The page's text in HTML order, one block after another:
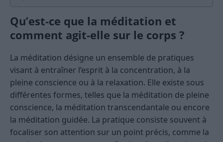
Qu’est-ce que la méditation et
comment agit-elle sur le corps ?
La méditation désigne un ensemble de pratiques
visant à entraîner l’esprit à la concentration, à la
pleine conscience ou à la relaxation. Elle existe sous
différentes formes, telles que la méditation de pleine
conscience, la méditation transcendantale ou encore
la méditation guidée. La pratique consiste souvent à
focaliser son attention sur un point précis, comme la